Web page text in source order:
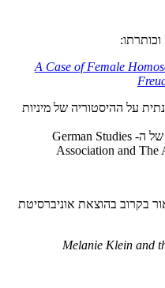
A Case of Female
על ההיסטוריה של מיניות
זכה בפרס Radomír Luža Prize של ה- German Studies
Association and The
בקרוב בהוצאת אוניברסיטת
Melanie Klein and